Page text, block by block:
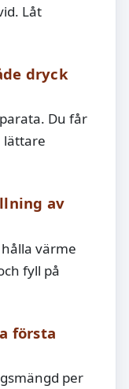
Låt
dryck
Du får
lättare
av
värme
fyll på
första
per